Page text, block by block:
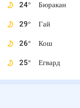
24° Бюракан
29° Гай
26° Кош
25° Егвард